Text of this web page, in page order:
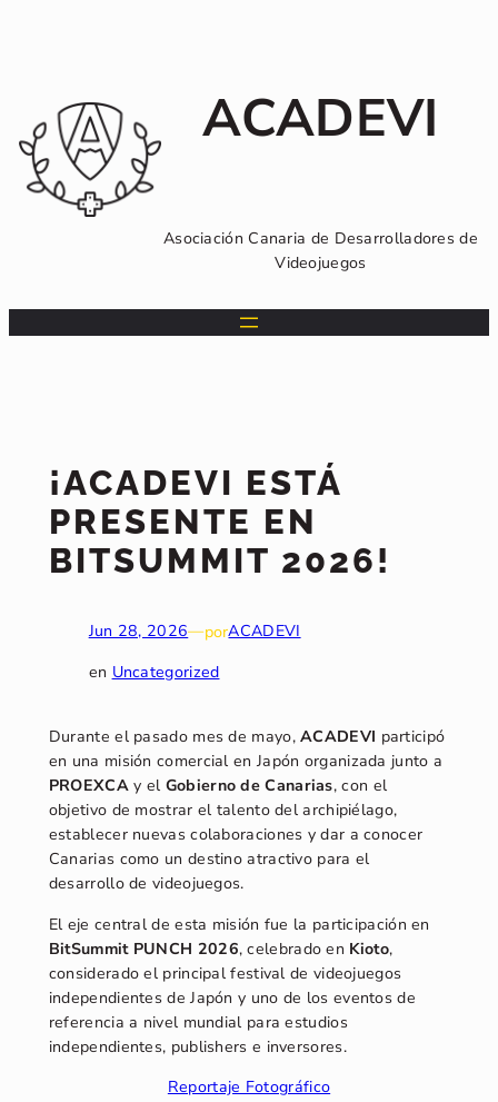
ACADEVI
Asociación Canaria de Desarrolladores de
Videojuegos
¡ACADEVI ESTÁ
PRESENTE EN
BITSUMMIT 2026!
Jun 28, 2026—porACADEVI
en Uncategorized
Durante el pasado mes de mayo,ACADEVI participó
en una misión comercial en Japón organizada junto a
PROEXCAy el Gobierno de Canarias, con el
objetivo de mostrar el talento del archipiélago,
establecer nuevas colaboraciones y dar a conocer
Canarias como un destino atractivo para el
desarrollo de videojuegos.
El eje central de esta misión fue la participación en
BitSummit PUNCH 2026, celebrado en Kioto,
considerado el principal festival de videojuegos
independientes de Japón y uno de los eventos de
referencia a nivel mundial para estudios
independientes, publishers e inversores.
Reportaje Fotográfico